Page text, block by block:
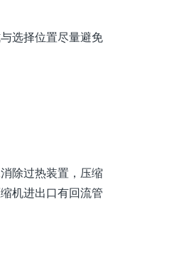
选择位置尽量避免
除过热装置，压缩
机进出口有回流管